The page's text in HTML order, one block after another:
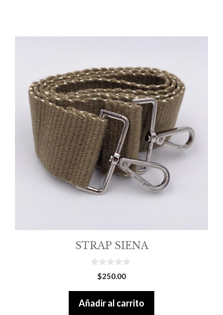
STRAP SIENA
o
$250.00
Añadir al carrito